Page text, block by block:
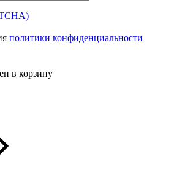
политики конфиденциальности
в корзину